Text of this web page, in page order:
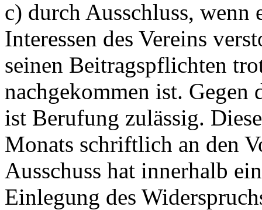
c) durch Ausschluss,
Interessen des Vereins
seinen Beitragspflichten
nachgekommen ist. Gegen
ist Berufung zulässig.
Monats schriftlich an den
Ausschuss hat innerhalb
Einlegung des